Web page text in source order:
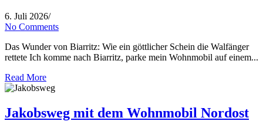
6. Juli 2026/
No Comments
Das Wunder von Biarritz: Wie ein göttlicher Schein die Walfänger
rettete Ich komme nach Biarritz, parke mein Wohnmobil auf einem...
Read More
Jakobsweg mit dem Wohnmobil Nordost